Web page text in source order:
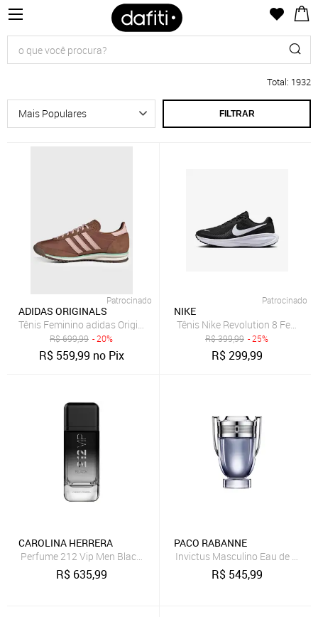
Total: 1932
FILTRAR
Patrocinado
ADIDAS ORIGINALS
Tênis Feminino adidas Originals Sl 72 OG Marrom
R$699,99 - 20%
R$ 559,99 no Pix
Patrocinado
NIKE
Tênis Nike Revolution 8
R$399,99 - 25%
R$299,99
CAROLINA HERRERA
Perfume 212 Vip Men Black Carolina Herrera Perfume Masculino
R$ 635,99
PACO RABANNE
Invictus Masculino Eau de
R$ 545,99